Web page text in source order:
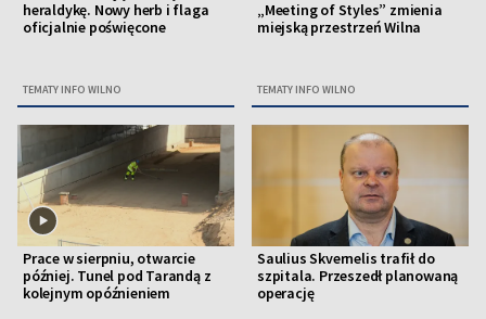
heraldykę. Nowy herb i flaga
oficjalnie poświęcone
TEMATY INFO WILNO
„Meeting of Styles” zmienia
miejską przestrzeń Wilna
TEMATY INFO WILNO
Prace w sierpniu, otwarcie
później. Tunel pod Tarandą z
kolejnym opóźnieniem
Saulius Skvernelis trafił do
szpitala. Przeszedł planowaną
operację